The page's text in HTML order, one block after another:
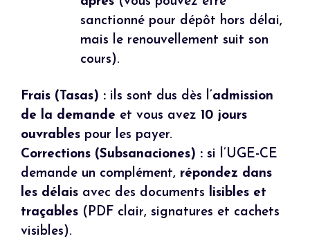
sanctionné pour dépôt hors délai,
mais le renouvellement suit son
cours).
Frais (Tasas) : ils sont dus dès l’admission
de la demande et vous avez 10 jours
ouvrables pour les payer.
Corrections (Subsanaciones) : si l’UGE-CE
demande un complément, répondez dans
les délais avec des documents lisibles et
traçables (PDF clair, signatures et cachets
visibles).